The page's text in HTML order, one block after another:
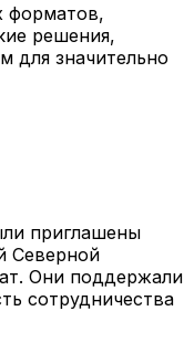
форматов,
решения,
для значительно
приглашены
Северной
Они поддержали
сотрудничества